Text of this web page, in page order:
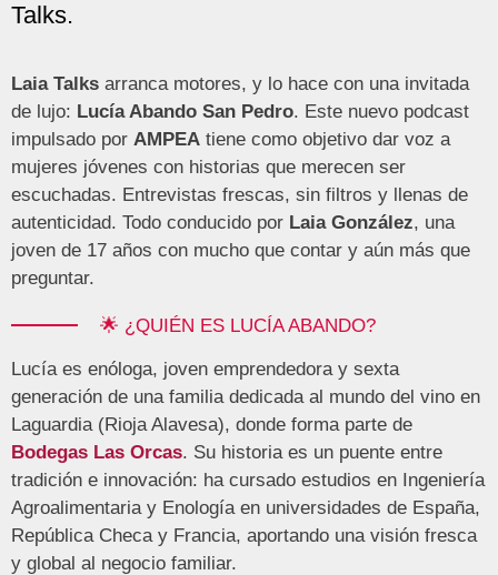
Talks.
Laia Talks arranca motores, y lo hace con una invitada
de lujo: Lucía Abando San Pedro. Este nuevo podcast
impulsado por AMPEA tiene como objetivo dar voz a
mujeres jóvenes con historias que merecen ser
escuchadas. Entrevistas frescas, sin filtros y llenas de
autenticidad. Todo conducido por Laia González, una
joven de 17 años con mucho que contar y aún más que
preguntar.
🌟 ¿QUIÉN ES LUCÍA ABANDO?
Lucía es enóloga, joven emprendedora y sexta
generación de una familia dedicada al mundo del vino en
Laguardia (Rioja Alavesa), donde forma parte de
Bodegas Las Orcas. Su historia es un puente entre
tradición e innovación: ha cursado estudios en Ingeniería
Agroalimentaria y Enología en universidades de España,
República Checa y Francia, aportando una visión fresca
y global al negocio familiar.